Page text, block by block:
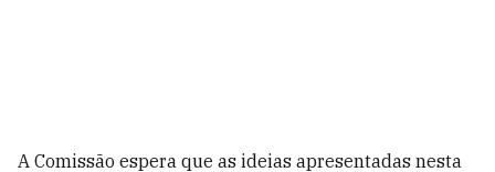
A Comissão espera que as ideias apresentadas nesta